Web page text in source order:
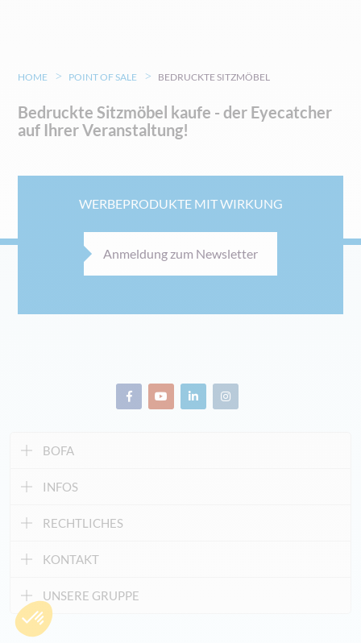
HOME POINT OF SALE BEDRUCKTE SITZMÖBEL
Bedruckte Sitzmöbel kaufe - der Eyecatcher
auf Ihrer Veranstaltung!
WERBEPRODUKTE MIT WIRKUNG
Anmeldung zum Newsletter
BOFA
INFOS
RECHTLICHES
KONTAKT
UNSERE GRUPPE